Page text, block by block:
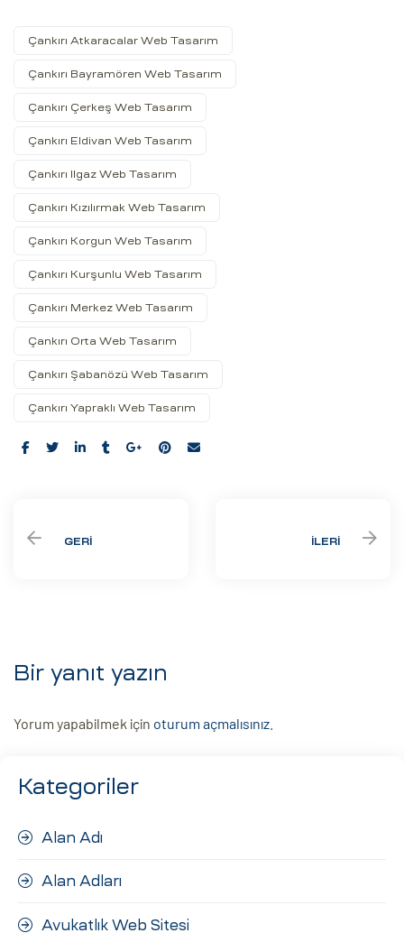
Çankırı Atkaracalar Web Tasarım
Çankırı Bayramören Web Tasarım
Çankırı Çerkeş Web Tasarım
Çankırı Eldivan Web Tasarım
Çankırı Ilgaz Web Tasarım
Çankırı Kızılırmak Web Tasarım
Çankırı Korgun Web Tasarım
Çankırı Kurşunlu Web Tasarım
Çankırı Merkez Web Tasarım
Çankırı Orta Web Tasarım
Çankırı Şabanözü Web Tasarım
Çankırı Yapraklı Web Tasarım
Share:
GERI İLERI
Bir yanıt yazın
Yorum yapabilmek için oturum açmalısınız
Kategoriler
Alan Adı
Alan Adları
Avukatlık Web Sitesi